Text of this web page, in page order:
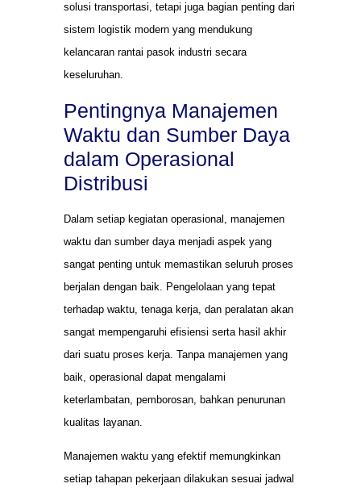
solusi transportasi, tetapi juga bagian penting dari
sistem logistik modern yang mendukung
kelancaran rantai pasok industri secara
keseluruhan.
Pentingnya Manajemen
Waktu dan Sumber Daya
dalam Operasional
Distribusi
Dalam setiap kegiatan operasional, manajemen
waktu dan sumber daya menjadi aspek yang
sangat penting untuk memastikan seluruh proses
berjalan dengan baik. Pengelolaan yang tepat
terhadap waktu, tenaga kerja, dan peralatan akan
sangat mempengaruhi efisiensi serta hasil akhir
dari suatu proses kerja. Tanpa manajemen yang
baik, operasional dapat mengalami
keterlambatan, pemborosan, bahkan penurunan
kualitas layanan.
Manajemen waktu yang efektif memungkinkan
setiap tahapan pekerjaan dilakukan sesuai jadwal